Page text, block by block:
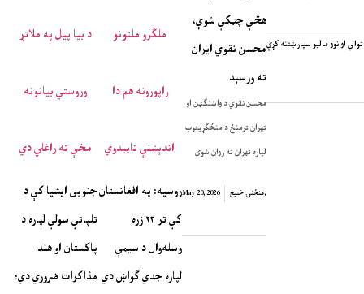
جنوبی ایشیا کې د
تلپاتې سولې لپاره د
پاکستان او هند
مذاکرات ضروري دي؛
روسیه: په افغانستان
کې تر ۲۳ زره
وسله‌وال د سیمې
لپاره جدي ګواښ دي
هڅې چټکې شوې،
محسن نقوي ایران
ته ورسېد
محسن نقوي د واشنګټن او
تهران ترمنځ د منځګړیتوب
لپاره تهران ته روان شوی
May 20, 2026 منځنۍ ختیځ,